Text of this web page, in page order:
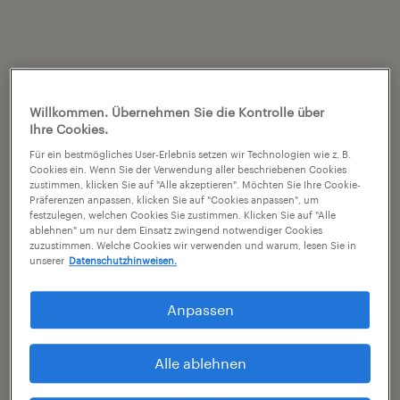
Willkommen. Übernehmen Sie die Kontrolle über
Ihre Cookies.
Für ein bestmögliches User-Erlebnis setzen wir Technologien wie z. B.
Cookies ein. Wenn Sie der Verwendung aller beschriebenen Cookies
zustimmen, klicken Sie auf "Alle akzeptieren". Möchten Sie Ihre Cookie-
Präferenzen anpassen, klicken Sie auf "Cookies anpassen", um
festzulegen, welchen Cookies Sie zustimmen. Klicken Sie auf "Alle
ablehnen" um nur dem Einsatz zwingend notwendiger Cookies
zuzustimmen. Welche Cookies wir verwenden und warum, lesen Sie in
unserer Datenschutzhinweisen.
Anpassen
Alle ablehnen